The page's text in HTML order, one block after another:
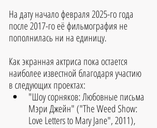
На дату начало февраля 2025-го года
после 2017-го её фильмография не
пополнилась ни на единицу.
Как экранная актриса пока остается
наиболее известной благодаря участию
в следующих проектах:
"Шоу сорняков: Любовные письма
Мэри Джейн" ("The Weed Show:
Love Letters to Mary Jane", 2011),